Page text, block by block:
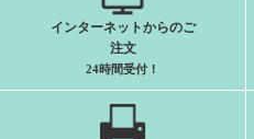
インターネットからのご
注文
24時間受付 ！